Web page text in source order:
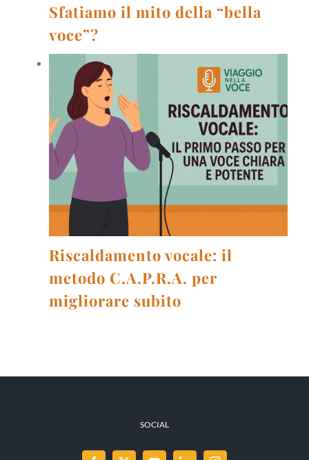
Sfatiamo il mito della “bella
voce”?
Riscaldamento vocale: il
metodo C.A.P.R.A. per
migliorare subito
SOCIAL